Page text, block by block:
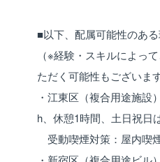
■以下、配属可能性のある
（※経験・スキルによっ
ただく可能性もございま
・江東区（複合用途施設
h、休憩1時間、土日祝日
受動喫煙対策：屋内喫